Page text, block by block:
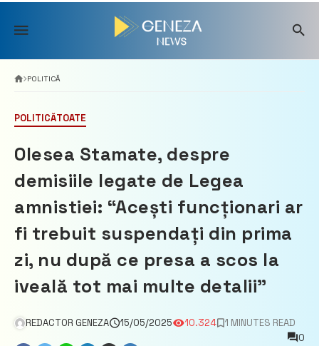
Skip
content
POLITICĂ
POLITICĂTOATE
Olesea Stamate, despre
demisiile legate de Legea
amnistiei: “Acești funcționari ar
fi trebuit suspendați din prima
zi, nu după ce presa a scos la
iveală tot mai multe detalii”
REDACTOR GENEZA 15/05/2025 10.324
1 MINUTES READ
0